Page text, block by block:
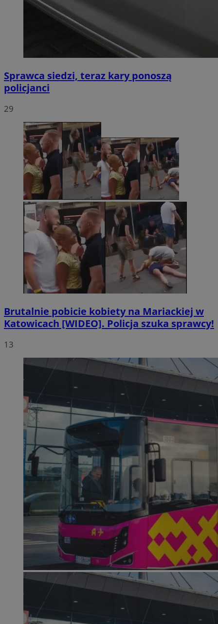
Sprawca siedzi, teraz kary ponoszą
policjanci
29
Brutalnie pobicie kobiety na Mariackiej w
Katowicach [WIDEO]. Policja szuka sprawcy!
13